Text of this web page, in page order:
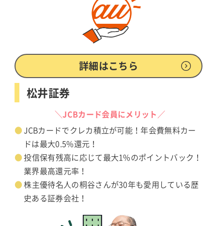
詳細はこちら
松井証券
＼JCBカード会員にメリット／
JCBカードでクレカ積立が可能！年会費無料カー
ドは最大0.5%還元！
投信保有残高に応じて最大1%のポイントバック！
業界最高還元率！
株主優待名人の桐谷さんが30年も愛用している歴
史ある証券会社！